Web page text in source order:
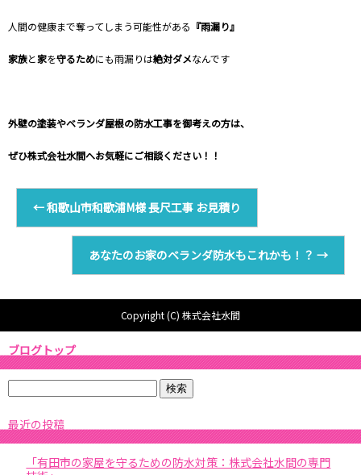
人間の健康まで奪ってしまう可能性がある 『雨漏り』
家族と家を守るためにも雨漏りは絶対ダメなんです
外壁の塗装やベランダ屋根の防水工事を御考えの方は、
ぜひ株式会社水間へお気軽にご相談ください！！
←和歌山市和歌浦M様 長尺工事 お見積り
あなたのお家のベランダ防水もこれかも！？ →
Copyright (C) 株式会社水間
ブログトップ
最近の投稿
「有田市の家屋を守るための防水対策：株式会社水間の専門